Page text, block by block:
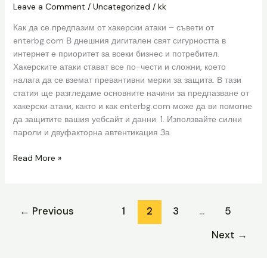
Leave a Comment / Uncategorized / kk
Как да се предпазим от хакерски атаки – съвети от
enterbg.com В днешния дигитален свят сигурността в
интернет е приоритет за всеки бизнес и потребител.
Хакерските атаки стават все по-чести и сложни, което
налага да се вземат превантивни мерки за защита. В тази
статия ще разгледаме основните начини за предпазване от
хакерски атаки, както и как enterbg.com може да ви помогне
да защитите вашия уебсайт и данни. 1. Използвайте силни
пароли и двуфакторна автентикация За
хакерски
атаки
Read More »
← Previous 1 2 3 …
5
Next →